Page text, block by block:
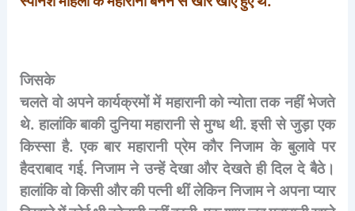
जिसके
चलते वो अपने कार्यक्रमों में महारानी को न्योता तक नहीं भेजते
थे.हालांकि बाकी दुनिया महारानी से मुग्ध थी.इसी से जुड़ा एक
किस्सा है.एक बार महारानी प्रेम कौर निजाम के बुलावे पर
हैदराबाद गई.निजाम ने उन्हें देखा और देखते ही दिल दे बैठे।
हालांकि वो किसी और की पत्नी थीं लेकिन निजाम ने अपना प्यार